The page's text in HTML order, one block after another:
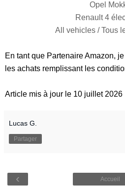
Opel
Renault 4
All vehicles / Tous
En tant que Partenaire Amazon,
les achats remplissant les
Article mis à jour le 10 juillet 2026
Lucas G.
Partager
‹ Accueil